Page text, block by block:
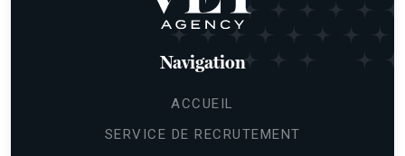
Navigation
ACCUEIL
SERVICE DE RECRUTEMENT